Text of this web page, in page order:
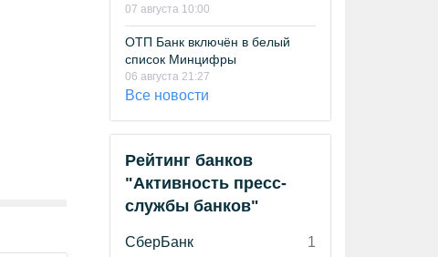
07 августа 10:00
ОТП Банк включён в белый
список Минцифры
06 августа 21:27
Все новости
Рейтинг банков
"Активность пресс-
службы банков"
СберБанк
1